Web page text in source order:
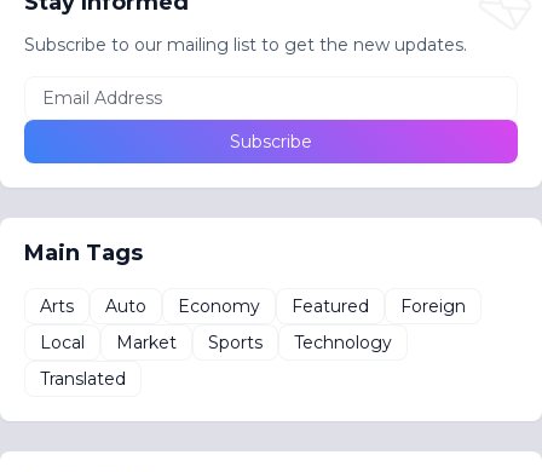
Subscribe to our mailing list to get the new updates.
Main Tags
Arts Auto Economy Featured
Foreign
Local
Market Sports
Technology
Translated